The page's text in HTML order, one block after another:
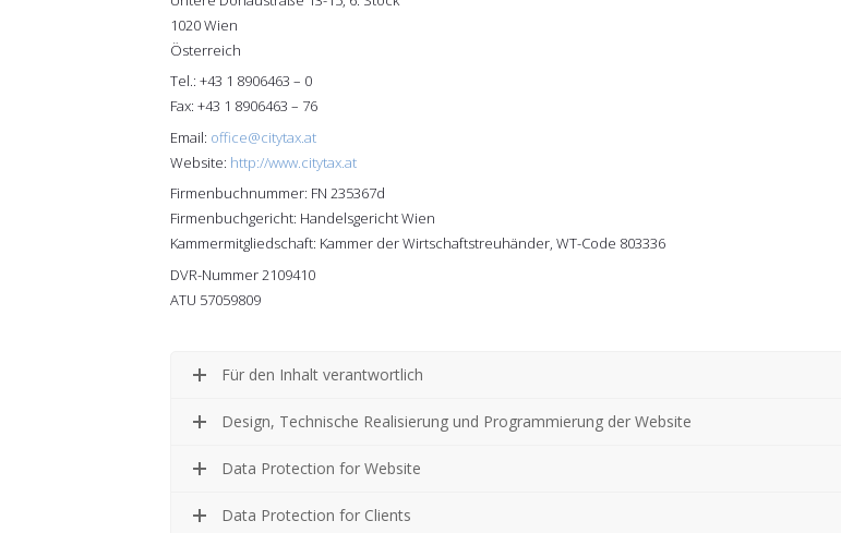
1020 Wien
Österreich
Tel.: +43 1 8906463 – 0
Fax: +43 1 8906463 – 76
Email: office@citytax.at
Website: http://www.citytax.at
Firmenbuchnummer: FN 235367d
Firmenbuchgericht: Handelsgericht Wien
Kammermitgliedschaft: Kammer der Wirtschaftstreuhänder, WT-Code 803336
DVR-Nummer 2109410
ATU 57059809
Für den Inhalt verantwortlich
Design, Technische Realisierung und Programmierung der Website
Data Protection for Website
Data Protection for Clients